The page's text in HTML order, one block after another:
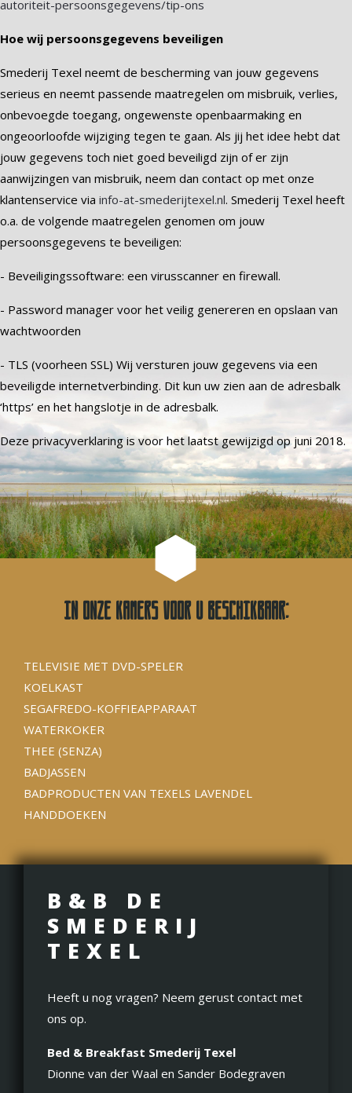
autoriteit-persoonsgegevens/tip-ons
Hoe wij persoonsgegevens beveiligen
Smederij Texel neemt de bescherming van jouw gegevens
serieus en neemt passende maatregelen om misbruik, verlies,
onbevoegde toegang, ongewenste openbaarmaking en
ongeoorloofde wijziging tegen te gaan. Als jij het idee hebt dat
jouw gegevens toch niet goed beveiligd zijn of er zijn
aanwijzingen van misbruik, neem dan contact op met onze
klantenservice via info-at-smederijtexel.nl. Smederij Texel heeft
o.a. de volgende maatregelen genomen om jouw
persoonsgegevens te beveiligen:
- Beveiligingssoftware: een virusscanner en firewall.
- Password manager voor het veilig genereren en opslaan van
wachtwoorden
- TLS (voorheen SSL) Wij versturen jouw gegevens via een
beveiligde internetverbinding. Dit kun uw zien aan de adresbalk
‘https’ en het hangslotje in de adresbalk.
Deze privacyverklaring is voor het laatst gewijzigd op juni 2018.
In onze kamers voor u beschikbaar:
TELEVISIE MET DVD-SPELER
KOELKAST
SEGAFREDO-KOFFIEAPPARAAT
WATERKOKER
THEE (SENZA)
BADJASSEN
BADPRODUCTEN VAN TEXELS LAVENDEL
HANDDOEKEN
B&B DE
SMEDERIJ
TEXEL
Heeft u nog vragen? Neem gerust contact met
ons op.
Bed & Breakfast Smederij Texel
Dionne van der Waal en Sander Bodegraven